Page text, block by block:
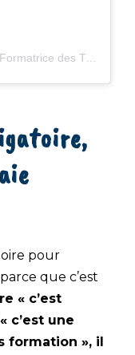
Une publication partagée par Elise - Formatrice des Travel Planner (@formationtravelplanner)
pour
que c’est
« c’est
c’est une
formation », il